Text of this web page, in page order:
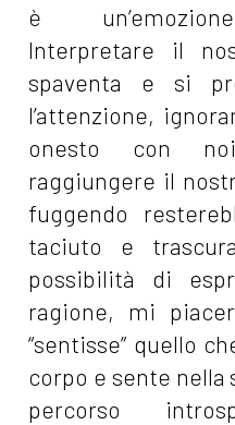
è
Interpretare il
spaventa e si
l’attenzione,
onesto con
raggiungere il
fuggendo
taciuto e
possibilità di
ragione, mi
“sentisse” quello
corpo e sente nella
percorso